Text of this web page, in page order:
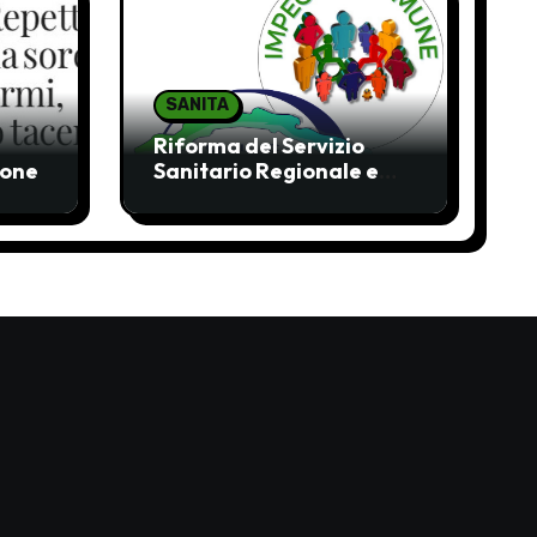
SANITA
Riforma del Servizio
Sanitario Regionale e
ombre, pochi chiarimenti